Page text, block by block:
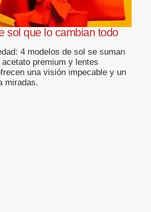
sol que lo cambian todo
4 modelos de sol se suman
premium y lentes
una visión impecable y un
miradas.